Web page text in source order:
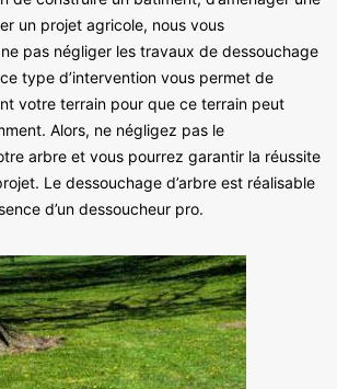
un projet agricole, nous vous
pas négliger les travaux de dessouchage
type d’intervention vous permet de
votre terrain pour que ce terrain peut
Alors, ne négligez pas le
arbre et vous pourrez garantir la réussite
Le dessouchage d’arbre est réalisable
d’un dessoucheur pro.